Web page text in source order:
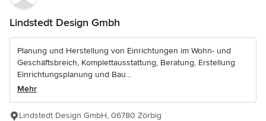
Lindstedt Design Gmbh
Planung und Herstellung von Einrichtungen im Wohn- und
Geschäftsbreich, Komplettausstattung, Beratung, Erstellung
Einrichtungsplanung und Bau...
Mehr
Lindstedt Design GmbH, 06780 Zörbig